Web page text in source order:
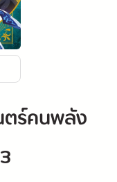
ตร์คนพลัง